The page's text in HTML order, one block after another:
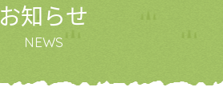
お知らせ
NEWS